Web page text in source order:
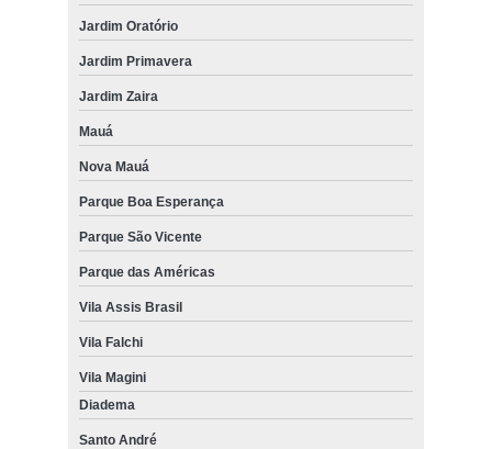
Jardim Oratório
Jardim Primavera
Jardim Zaira
Mauá
Nova Mauá
Parque Boa Esperança
Parque São Vicente
Parque das Américas
Vila Assis Brasil
Vila Falchi
Vila Magini
Diadema
Santo André